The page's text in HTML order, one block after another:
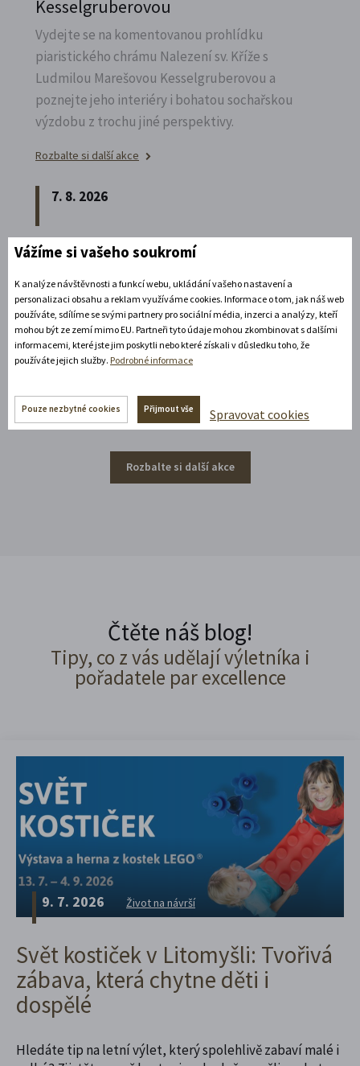
Kesselgruberovou
Vydejte se na komentovanou prohlídku
piaristického chrámu Nalezení sv. Kříže s
Ludmilou Marešovou Kesselgruberovou a
poznejte jeho interiéry i bohatou sochařskou
výzdobu z trochu jiné perspektivy.
Rozbalte si další akce
7. 8. 2026
Noční prohlídka piaristického chrámu
Poznejte vrcholně barokní architekturu v
působivém večerním hávu. Obětní stůl dýchá
světlem, paprsky laserového kříže protínají
klenby a chrám ožívá instalacemi současného
umění.
Rozbalte si další akce
Rozbalte si další akce
Čtěte náš blog!
Tipy, co z vás udělají výletníka i
pořadatele par excellence
9. 7. 2026 Život na návrší
Svět kostiček v Litomyšli: Tvořivá
zábava, která chytne děti i
dospělé
Hledáte tip na letní výlet, který spolehlivě zabaví malé i
Vážíme si vašeho soukromí
K analýze návštěvnosti a funkcí webu, ukládání vašeho nastavení a
personalizaci obsahu a reklam využíváme cookies. Informace o tom, jak náš web
používáte, sdílíme se svými partnery pro sociální média, inzerci a analýzy, kteří
mohou být ze zemí mimo EU. Partneři tyto údaje mohou zkombinovat s dalšími
informacemi, které jste jim poskytli nebo které získali v důsledku toho, že
používáte jejich služby. Podrobné informace
Pouze nezbytné cookies Přijmout vše Spravovat cookies